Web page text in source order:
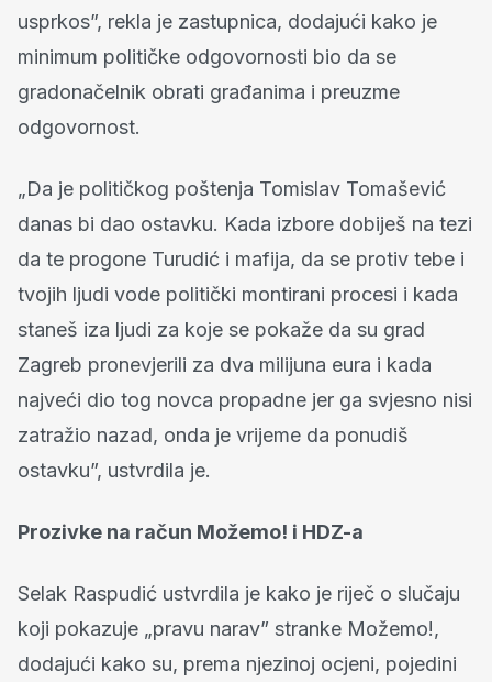
usprkos”, rekla je zastupnica, dodajući kako je
minimum političke odgovornosti bio da se
gradonačelnik obrati građanima i preuzme
odgovornost.
„Da je političkog poštenja Tomislav Tomašević
danas bi dao ostavku. Kada izbore dobiješ na tezi
da te progone Turudić i mafija, da se protiv tebe i
tvojih ljudi vode politički montirani procesi i kada
staneš iza ljudi za koje se pokaže da su grad
Zagreb pronevjerili za dva milijuna eura i kada
najveći dio tog novca propadne jer ga svjesno nisi
zatražio nazad, onda je vrijeme da ponudiš
ostavku”, ustvrdila je.
Prozivke na račun Možemo! i HDZ-a
Selak Raspudić ustvrdila je kako je riječ o slučaju
koji pokazuje „pravu narav” stranke Možemo!,
dodajući kako su, prema njezinoj ocjeni, pojedini